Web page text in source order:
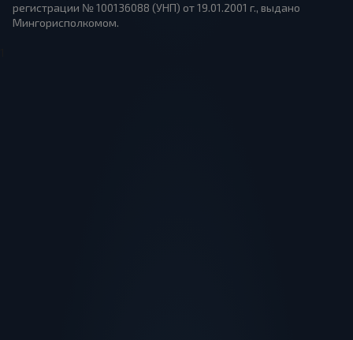
регистрации № 100136088 (УНП) от 19.01.2001 г., выдано
Мингорисполкомом.